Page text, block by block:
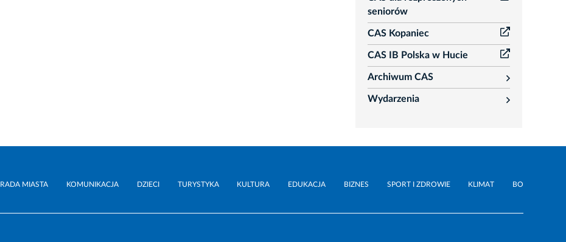
seniorów
CAS Kopaniec
CAS IB Polska w Hucie
Archiwum CAS
rozwiń
Wydarzenia
rozwiń
RADA MIASTA KOMUNIKACJA DZIECI TURYSTYKA KULTURA EDUKACJA BIZNES SPORT I ZDROWIE KLIMAT BO